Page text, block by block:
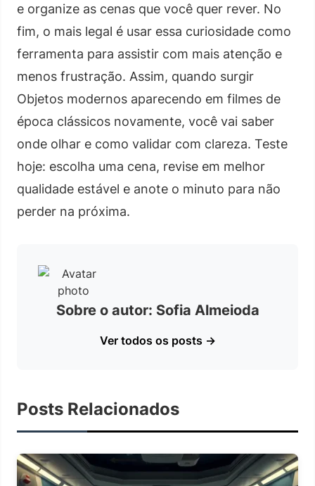
e organize as cenas que você quer rever. No
fim, o mais legal é usar essa curiosidade como
ferramenta para assistir com mais atenção e
menos frustração. Assim, quando surgir
Objetos modernos aparecendo em filmes de
época clássicos novamente, você vai saber
onde olhar e como validar com clareza. Teste
hoje: escolha uma cena, revise em melhor
qualidade estável e anote o minuto para não
perder na próxima.
Sobre o autor: Sofia Almeioda
Ver todos os posts →
Posts Relacionados